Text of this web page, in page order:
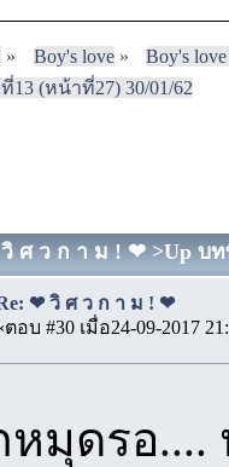
» Boy's love»
Boy's
(หน้าที่27) 30/01/62
ว ก า ม ! ❤ >Up บท
❤ วิ ศ ว ก า ม ! ❤
ตอบ #30 เมื่อ24-09-2017
หมุดรอ